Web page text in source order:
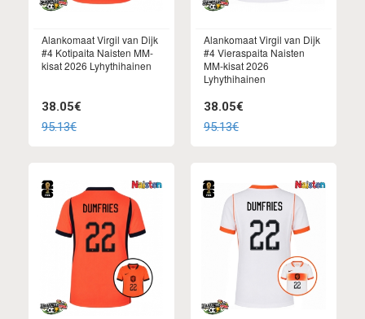
Alankomaat Virgil van Dijk
#4 Kotipaita Naisten MM-
kisat 2026 Lyhythihainen
38.05€
95.13€
Alankomaat Virgil van Dijk
#4 Vieraspaita Naisten
MM-kisat 2026
Lyhythihainen
38.05€
95.13€